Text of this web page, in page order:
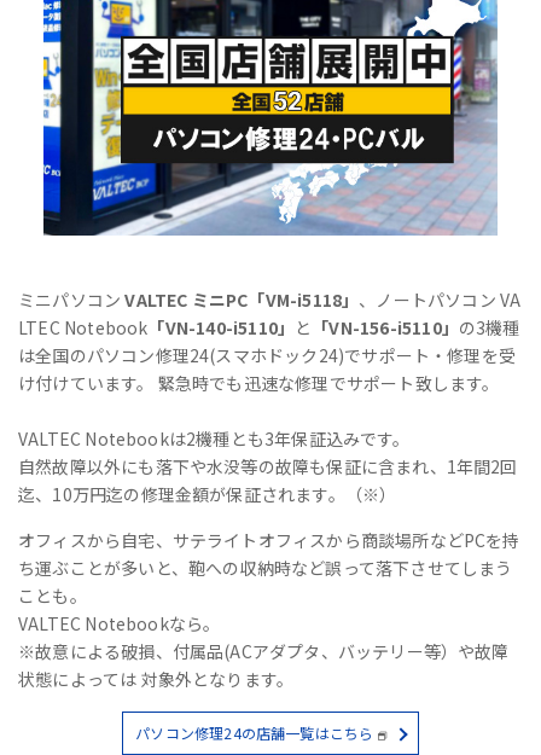
ミニパソコン VALTEC ミニPC「VM-i5118」 、ノートパソコン VA
LTEC Notebook 「VN-140-i5110」 と 「VN-156-i5110」 の3機種
は全国のパソコン修理24(スマホドック24)でサポート・修理を受
け付けています。 緊急時でも迅速な修理でサポート致します。
VALTEC Notebookは2機種とも3年保証込みです。
自然故障以外にも落下や水没等の故障も保証に含まれ、1年間2回
迄、10万円迄の修理金額が保証されます。（※）
オフィスから自宅、サテライトオフィスから商談場所などPCを持
ち運ぶことが多いと、鞄への収納時など誤って落下させてしまう
ことも。
VALTEC Notebookなら。
※故意による破損、付属品(ACアダプタ、バッテリー等）や故障
状態によっては 対象外となります。
パソコン修理24の店舗一覧はこちら